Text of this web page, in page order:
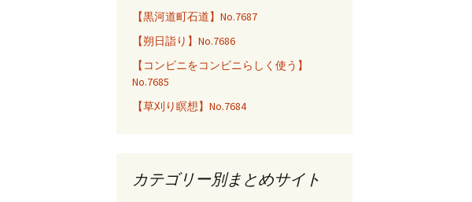
【黒河道町石道】No.7687
【朔日詣り】No.7686
【コンビニをコンビニらしく使う】
No.7685
【草刈り瞑想】No.7684
カテゴリー別まとめサイト